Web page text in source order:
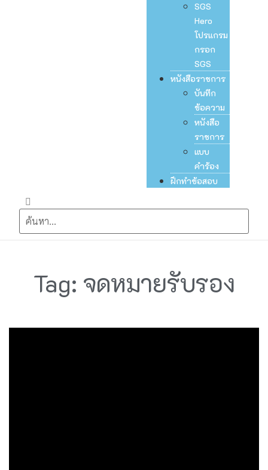
SGS
Hero
โปรแกรม
กรอก
SGS
หนังสือราชการ
บันทึก
ข้อความ
หนังสือ
ราชการ
แบบ
คำร้อง
ฝึกทำข้อสอบ
Tag: จดหมายรับรอง